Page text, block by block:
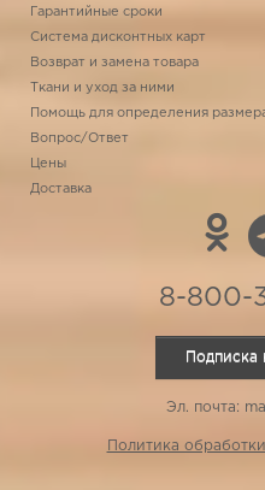
Гарантийные сроки
Система дисконтных карт
Возврат и замена товара
Ткани и уход за ними
Помощь для определения
Вопрос/Ответ
Цены
Доставка
8-800-
Подписка
Эл. почта:
Политика